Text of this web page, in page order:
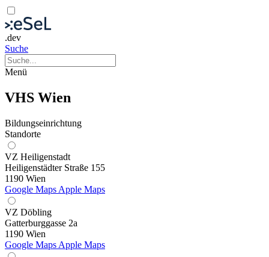
.dev
Suche
Menü
VHS Wien
Bildungseinrichtung
Standorte
VZ Heiligenstadt
Heiligenstädter Straße 155
1190 Wien
Google Maps Apple Maps
VZ Döbling
Gatterburggasse 2a
1190 Wien
Google Maps Apple Maps